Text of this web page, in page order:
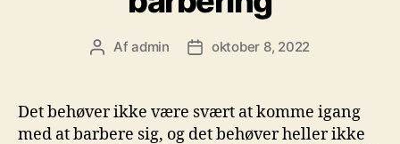
Indlægsforfatter
Afadmin Indlægsdato
oktober 8, 2022
Det behøver ikke være svært at komme igang
med at barbere sig, og det behøver heller ikke